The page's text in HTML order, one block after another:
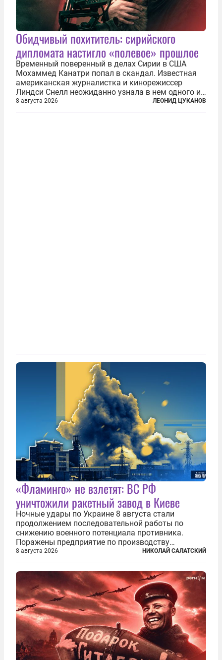
Обидчивый похититель: сирийского
дипломата настигло «полевое» прошлое
Временный поверенный в делах Сирии в США
Мохаммед Канатри попал в скандал. Известная
американская журналистка и кинорежиссер
Линдси Снелл неожиданно узнала в нем одного из
бандитов, похитивших ее в сирийском Алеппо в
2016 году. Журналистка убеждена, что Канатри, в
8 августа 2026 ЛЕОНИД ЦУКАНОВ
«Фламинго» не взлетят: ВС РФ
уничтожили ракетный завод в Киеве
Ночные удары по Украине 8 августа стали
продолжением последовательной работы по
снижению военного потенциала противника.
Поражены предприятие по производству
крылатых ракет, крупный склад топлива и два
сухогруза с военными грузами. Дополнительно
нанесены удары по объектам в ряде городов. В
Киеве...
8 августа 2026 НИКОЛАЙ САЛАТСКИЙ